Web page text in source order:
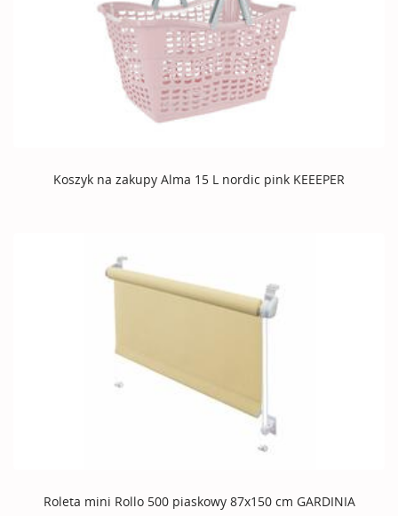
Koszyk na zakupy Alma 15 L nordic pink KEEEPER
Roleta mini Rollo 500 piaskowy 87x150 cm GARDINIA